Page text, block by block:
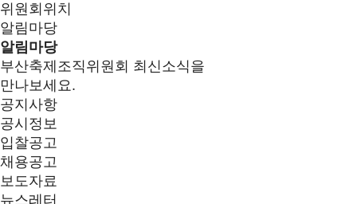
위원회위치
알림마당
알림마당
부산축제조직위원회 최신소식을
만나보세요.
공지사항
공시정보
입찰공고
채용공고
보도자료
뉴스레터